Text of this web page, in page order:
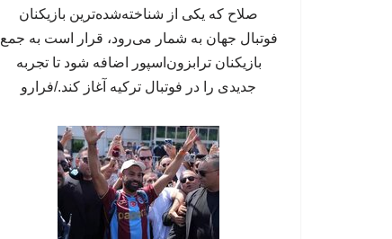
صلاح که یکی از شناخته‌شده‌ترین بازیکنان
فوتبال جهان به شمار می‌رود، قرار است به جمع
بازیکنان ترابزون‌اسپور اضافه شود تا تجربه
جدیدی را در فوتبال ترکیه آغاز کند./فرارو